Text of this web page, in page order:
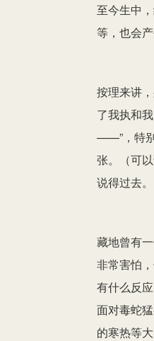
至今生中
等，也会
按理来讲
了我执和
——”，特
张。（可
说得过去。
藏地曾有
非常害怕
有什么反
面对毒蛇
的寒热等